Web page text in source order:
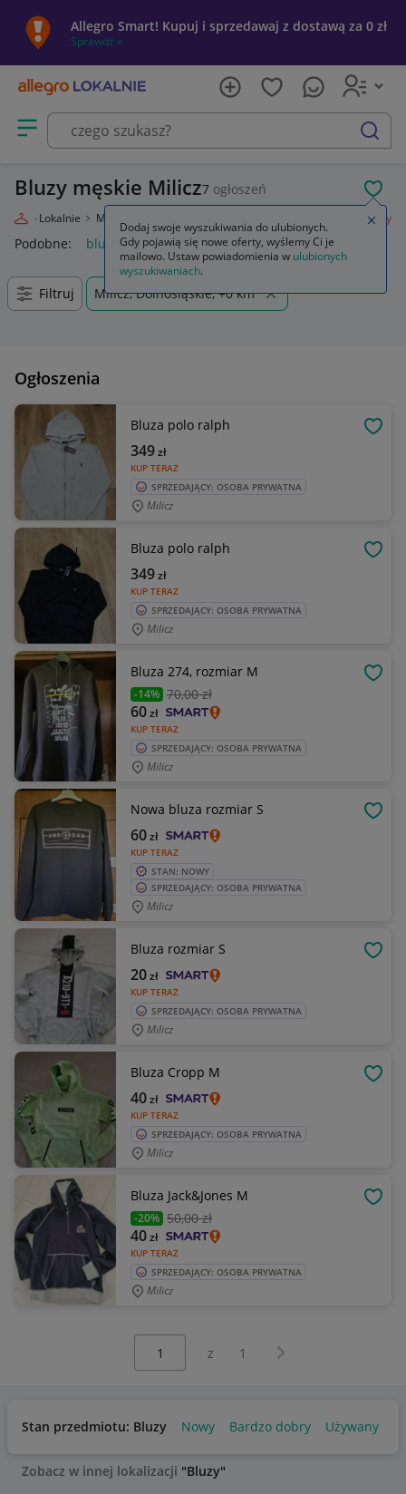
Allegro Smart! Kupuj i sprzedawaj z dostawą za 0 zł
Sprawdź »
Otwórz menu z kategoriami
szukaj
Bluzy męskie Milicz7 ogłoszeń
Allegro Lokalnie Moda Bluzy
Podobne: bluza bluza nike bluzy męskie bluza dla par
Filtruj Milicz, Dolnośląskie, +0 km
Ogłoszenia
Bluza polo ralph
KUP TERAZ
349zł
SPRZEDAJĄCY: OSOBA PRYWATNA
Milicz
Bluza polo ralph
KUP TERAZ
349zł
SPRZEDAJĄCY: OSOBA PRYWATNA
Milicz
Bluza 274, rozmiar M
-14% 70,00 zł
KUP TERAZ
60zł
SPRZEDAJĄCY: OSOBA PRYWATNA
Milicz
Nowa bluza rozmiar S
KUP TERAZ
60zł
STAN: NOWY
SPRZEDAJĄCY: OSOBA PRYWATNA
Milicz
Bluza rozmiar S
KUP TERAZ
20zł
SPRZEDAJĄCY: OSOBA PRYWATNA
Milicz
Bluza Cropp M
KUP TERAZ
40zł
SPRZEDAJĄCY: OSOBA PRYWATNA
Milicz
Bluza Jack&Jones M
-20% 50,00 zł
KUP TERAZ
40zł
SPRZEDAJĄCY: OSOBA PRYWATNA
Milicz
z 1 Następna strona
Stan przedmiotu: Bluzy Nowy Bardzo dobry Używany
Zobacz w innej lokalizacji "Bluzy"
Dodaj swoje wyszukiwania do ulubionych.
Gdy pojawią się nowe oferty, wyślemy Ci je
mailowo. Ustaw powiadomienia w ulubionych
wyszukiwaniach.